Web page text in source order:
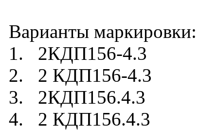
Варианты маркировки:
1. 2КДП156-4.3
2. 2 КДП156-4.3
3. 2КДП156.4.3
4. 2 КДП156.4.3